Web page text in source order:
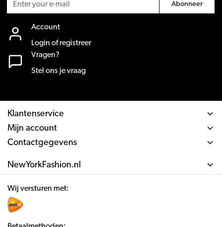
Abonneer
Account
Login of registreer
Vragen?
Stel ons je vraag
Klantenservice
Mijn account
Contactgegevens
NewYorkFashion.nl
Wij versturen met: